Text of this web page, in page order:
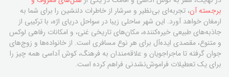
برجسته آن، تجربه‌ای بی‌نظیر و سرشار از خاطرات دلنشین را برای شما به
ارمغان خواهد آورد. این شهر ساحلی زیبا در سواحل دریای اژه، با ترکیبی از
جاذبه‌های طبیعی خیره‌کننده، مکان‌های تاریخی غنی، و امکانات رفاهی لوکس
و متنوع، مقصدی ایده‌آل برای هر نوع مسافری است. از خانواده‌ها و زوج‌های
جوان گرفته تا ماجراجویان و علاقه‌مندان به فرهنگ، کوش آداسی همه چیز را
برای یک تعطیلات فراموش‌نشدنی فراهم کرده است.